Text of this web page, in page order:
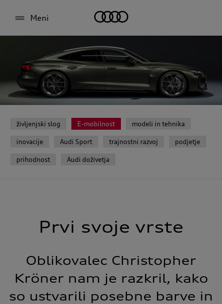
Meni
življenjski slog E-mobilnost modeli in tehnika
inovacije Audi Sport trajnostni razvoj podjetje
prihodnost Audi doživetja
Prvi svoje vrste
Oblikovalec Christopher
Kröner nam je razkril, kako
so ustvarili posebne barve in